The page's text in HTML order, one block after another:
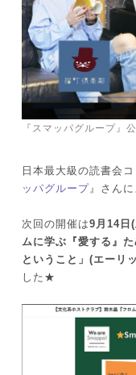
『スマッパグループ』
日本最大級の読書会
ッパグループ』さん
次回の開催は9月14日
ムに学ぶ『愛する』
ということ」(エーリ
した★